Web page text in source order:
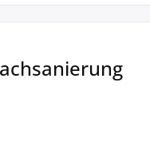
tagsüber mehr Strom als